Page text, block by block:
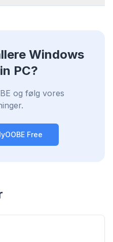
Windows
PC?
og følg vores
Free
rules cut page load
you visit.
banner ads, and cross-site
down.
Brave, Opera — install